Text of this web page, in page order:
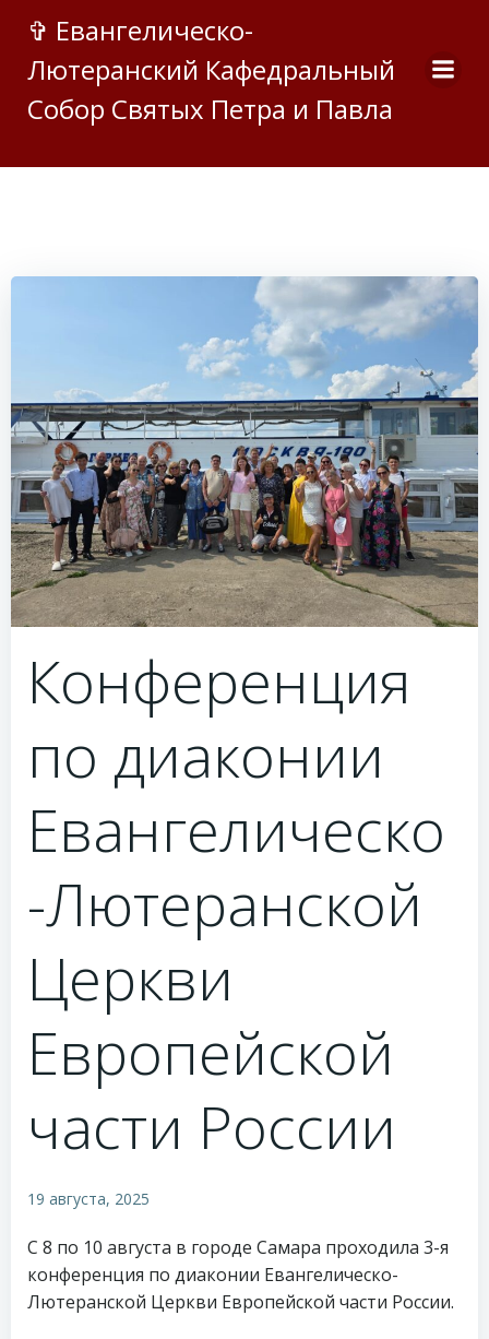
к
содержимому
✞ Евангелическо-
Лютеранский Кафедральный
Собор Святых Петра и Павла
Конференция
по диаконии
Евангелическо
-Лютеранской
Церкви
Европейской
части России
19 августа, 2025
С 8 по 10 августа в городе Самара проходила 3-я
конференция по диаконии Евангелическо-
Лютеранской Церкви Европейской части России.